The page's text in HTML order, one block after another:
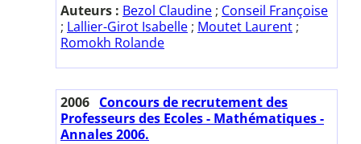
Auteurs : Bezol Claudine ; Conseil Françoise
; Lallier-Girot Isabelle ; Moutet Laurent ;
Romokh Rolande
2006 Concours de recrutement des
Professeurs des Ecoles - Mathématiques -
Annales 2006.